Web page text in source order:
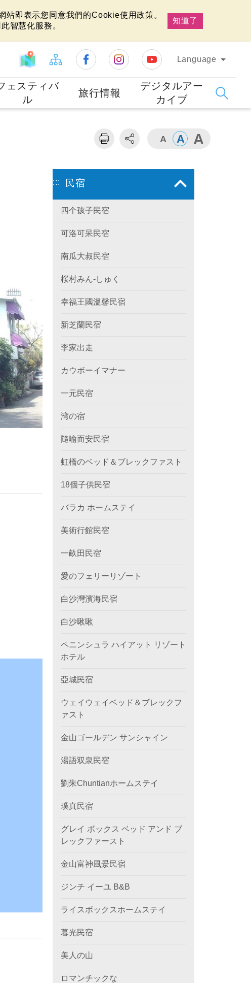
即表示您同意我們的Cookie使用政策。
智慧化服務。
知道了
Language
ェスティバ
ル
旅行情報
デジタルアー
カイブ
::: 民宿
四个孩子民宿
可洛可呆民宿
南瓜大叔民宿
桜村みん‐しゅく
幸福王國溫馨民宿
新芝蘭民宿
李家出走
カウボーイマナー
一元民宿
湾の宿
隨喻而安民宿
虹橋のベッド＆ブレックファスト
18個子供民宿
バラカ ホームステイ
美術行館民宿
一畝田民宿
愛のフェリーリゾート
白沙灣濱海民宿
白沙啾啾
ペニンシュラ ハイアット リゾート
ホテル
亞城民宿
ウェイウェイベッド＆ブレックフ
ァスト
金山ゴールデン サンシャイン
湯語双泉民宿
劉朱Chuntianホームステイ
璞真民宿
グレイ ボックス ベッド アンド ブ
レックファースト
金山富神風景民宿
ジンチ イーユ B&B
ライスボックスホームステイ
暮光民宿
美人の山
ロマンチックな